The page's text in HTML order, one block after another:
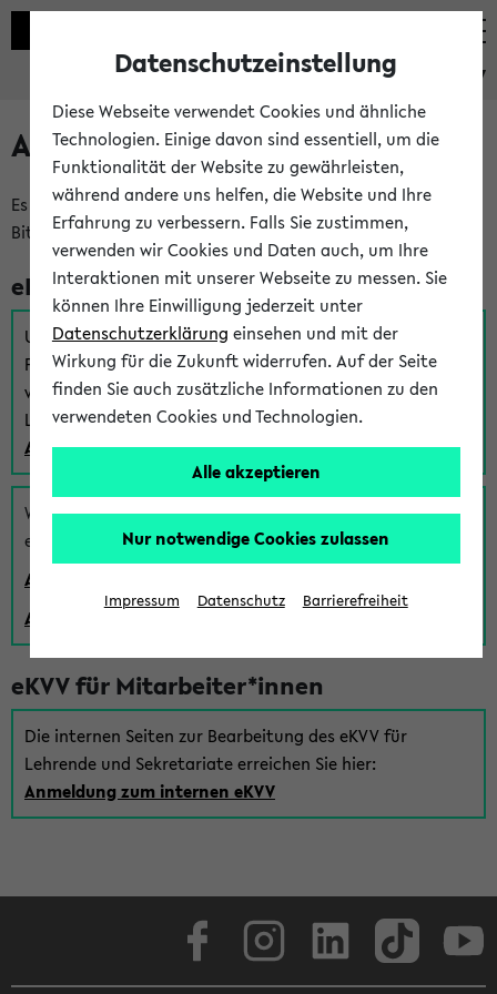
eKVV
Anmeldung am eKVV
Es gibt mehrere Möglichkeiten zur Anmeldung am eKVV.
Bitte wählen Sie die für Sie richtige aus:
eKVV für Studierende
Um sich einen Stundenplan zu erstellen und alle weiteren
Funktionen des eKVVs für Studierende zu nutzen,
verwenden Sie diesen Link zur Anmeldung über Ihr Uni
Login:
Anmeldung zum eKVV der Studierenden
Wenn Sie (noch) kein Uni Login haben, können Sie das
eKVV auch über einen Gastzugang verwenden:
Anmeldung über einen vorhandenen Gastzugang
Anlegen eines neuen Gastzugangs
eKVV für Mitarbeiter*innen
Die internen Seiten zur Bearbeitung des eKVV für
Lehrende und Sekretariate erreichen Sie hier:
Anmeldung zum internen eKVV
Datenschutzeinstellung
Diese Webseite verwendet Cookies und ähnliche
Technologien. Einige davon sind essentiell, um die
Funktionalität der Website zu gewährleisten,
während andere uns helfen, die Website und Ihre
Erfahrung zu verbessern. Falls Sie zustimmen,
verwenden wir Cookies und Daten auch, um Ihre
Interaktionen mit unserer Webseite zu messen. Sie
können Ihre Einwilligung jederzeit unter
Datenschutzerklärung einsehen und mit der
Wirkung für die Zukunft widerrufen. Auf der Seite
finden Sie auch zusätzliche Informationen zu den
verwendeten Cookies und Technologien.
Alle akzeptieren
Nur notwendige Cookies zulassen
Impressum Datenschutz Barrierefreiheit